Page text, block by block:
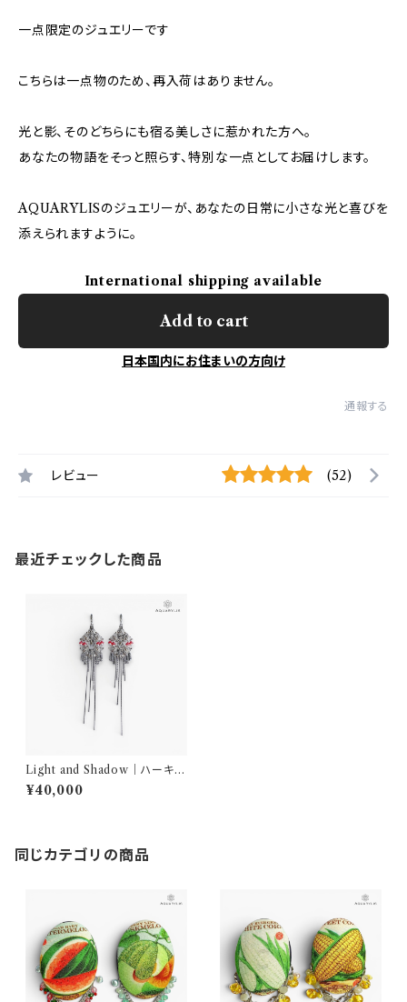
一点限定のジュエリーです
こちらは一点物のため、再入荷はありません。
光と影、そのどちらにも宿る美しさに惹かれた方へ。
あなたの物語をそっと照らす、特別な一点としてお届けします。
AQUARYLISのジュエリーが、あなたの日常に小さな光と喜びを
添えられますように。
International shipping available
Add to cart
日本国内にお住まいの方向け
通報する
レビュー (52)
最近チェックした商品
Light and Shadow｜ハーキマ
ーダイヤモンド アシンメトリー
ロングピアス（ステンレス）｜AQ
¥40,000
同じカテゴリの商品